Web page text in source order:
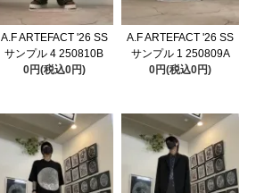
A.F ARTEFACT '26 SS
サンプル 4 250810B
0円(税込0円)
A.F ARTEFACT '26 SS
サンプル 1 250809A
0円(税込0円)